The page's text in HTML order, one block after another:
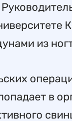
из
в